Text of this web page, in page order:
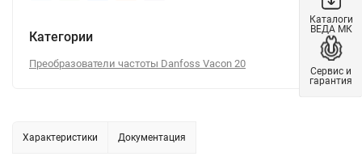
Категории
Преобразователи частоты Danfoss Vacon 20
Характеристики Документация
Каталоги
ВЕДА МК
Сервис и
гарантия